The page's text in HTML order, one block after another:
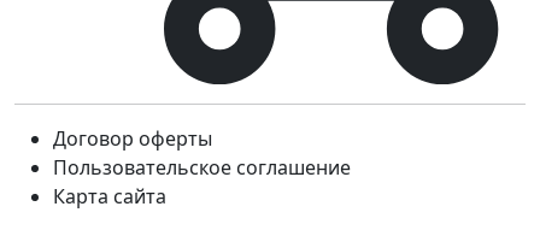
Договор оферты
Пользовательское соглашение
Карта сайта